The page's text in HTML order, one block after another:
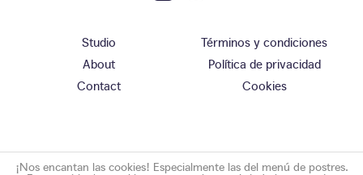
Studio
About
Contact
Términos y condiciones
Política de privacidad
Cookies
¡Nos encantan las cookies! Especialmente las del menú de postres.